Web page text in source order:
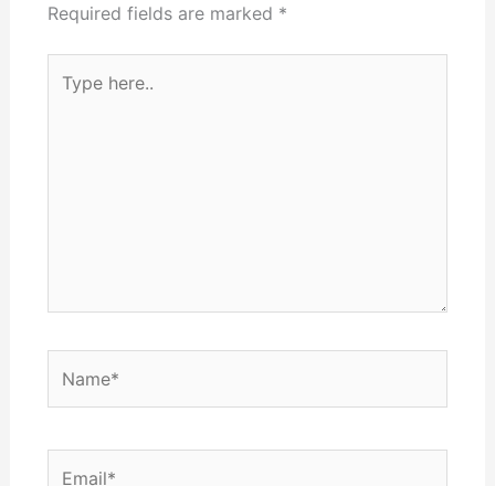
Required fields are marked *
here..